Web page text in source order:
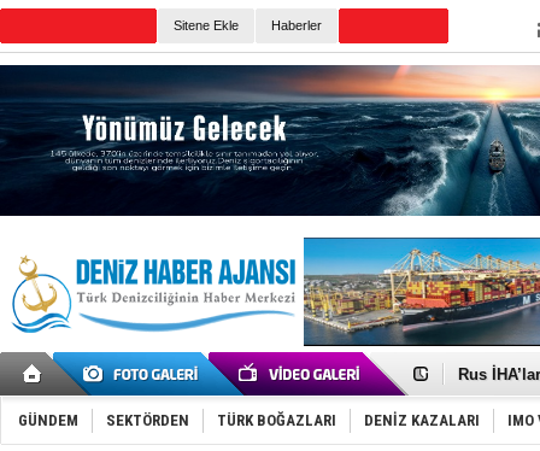
Sitene Ekle Haberler
Gemide
Rus
Tatil
Rusya,
GÜNDEM SEKTÖRDEN TÜRK BOĞAZLARI DENİZ KAZALARI IMO